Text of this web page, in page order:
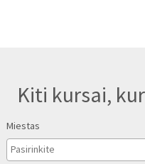
Kiti kursai,
Miestas